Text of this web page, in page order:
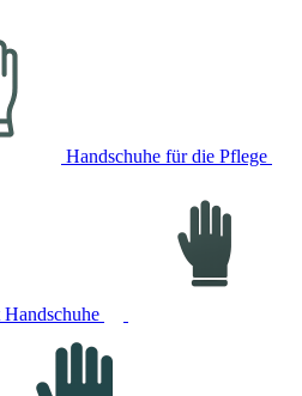
Handschuhe für die Pflege
Handschuhe